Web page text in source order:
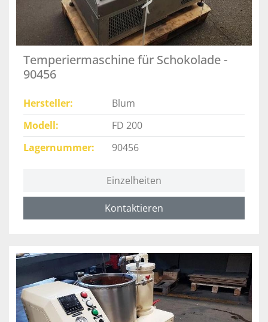
Temperiermaschine für Schokolade -
90456
Hersteller
Blum
Modell
FD 200
Lagernummer
90456
Einzelheiten
Kontaktieren